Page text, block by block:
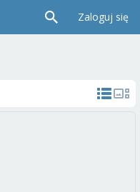
Zaloguj się